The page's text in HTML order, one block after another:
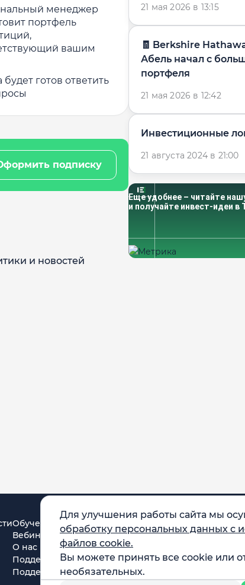
Для улучшения работы сайта мы
обработку персональных данных с
файлов cookie.
Вы можете принять все cookie или
необязательных.
менеджер
портфель
вашим
будет готов ответить
подписку
и новостей
21 мая 2026 в 13:15
🧾 Berkshire
Абель начал с
портфеля
21 мая 2026 в 12:42
Инвестиционные
21 августа 2024 в 21:00
Еще удобнее – читайте
и получайте инвест-идеи в
Обучение
Вебинары
О нас
Поддержка в Telegram
Поддержка в MAX